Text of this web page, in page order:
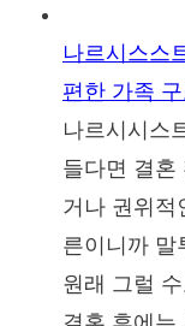
나르시스스
편한 가족
나르시시스
들다면 결혼
거나 권위적
른이니까 말
원래 그럴